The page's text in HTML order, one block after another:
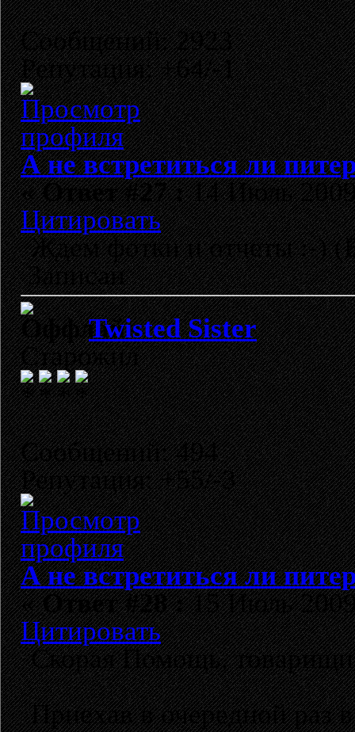
Сообщений: 2923
Репутация: +64/-1
А не встретиться ли
«Ответ #27 :14 Июль
Цитировать
Ждем фотки и отчеты :-)
Записан
Twisted Sister
Старожил
Сообщений: 494
Репутация: +55/-3
А не встретиться ли
«Ответ #28 :15 Июль
Цитировать
Скорая Помощь,
Приехав в очередной раз